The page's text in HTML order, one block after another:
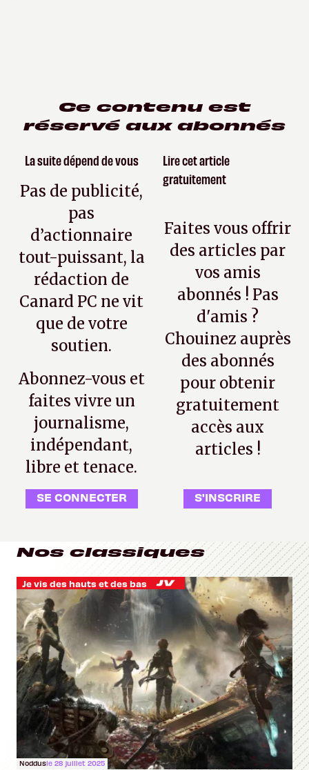
Ce contenu est
réservé aux abonnés
La suite dépend de vous
Pas de publicité,
pas
d’actionnaire
tout-puissant, la
rédaction de
Canard PC ne vit
que de votre
soutien.
Abonnez-vous et
faites vivre un
journalisme,
indépendant,
libre et tenace.
SE CONNECTER
Lire cet article
gratuitement
Faites vous offrir
des articles par
vos amis
abonnés ! Pas
d'amis ?
Chouinez auprès
des abonnés
pour obtenir
gratuitement
accès aux
articles !
S'INSCRIRE
Nos classiques
Je vis des hauts et des bas
Noddusle 28 juillet 2025